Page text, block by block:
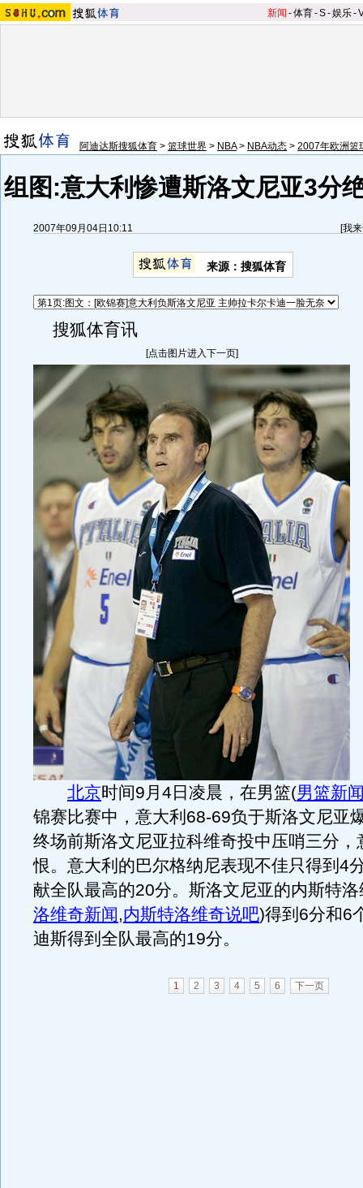
新闻 -体育-S-娱乐-
阿迪达斯搜狐体育 > 篮球世界 > NBA> NBA动态 > 2007年欧洲篮
组图:意大利惨遭斯洛文尼亚3分
2007年09月04日10:11 [我
来源：搜狐体育
搜狐体育讯
[点击图片进入下一页]
北京时间9月4日凌晨，在男篮(男篮新
锦赛比赛中，意大利68-69负于斯洛文尼亚
终场前斯洛文尼亚拉科维奇投中压哨三分，
恨。意大利的巴尔格纳尼表现不佳只得到4
献全队最高的20分。斯洛文尼亚的内斯特洛
洛维奇新闻,内斯特洛维奇说吧)得到6分和6
迪斯得到全队最高的19分。
1 2 3 4 5 6 下一页